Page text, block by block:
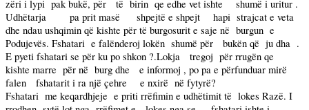
zëri i lypi pak bukë, për të birin qe edhe vet ishte
shumë i uritur .
Udhëtarja
pa prit masë shpejtë e shpejt hapi strajcat e veta
dhe ndau ushqimin që kishte për të burgosurit e saje në burgun e
Podujevës. Fshatari e falënderoj lokën shumë për bukën që ju dha .
E pyeti fshatari se për ku po shkon ?.Lokja
tregoj për rrugën qe
kishte marre për në burg dhe
e informoj , po pa e përfunduar mirë
falen
fshatarit i ra një çehre e nxirë në fytyrë?
Fshatari me keqardhjeje e priti rrëfimin e udhëtimit të lokes Razë. I